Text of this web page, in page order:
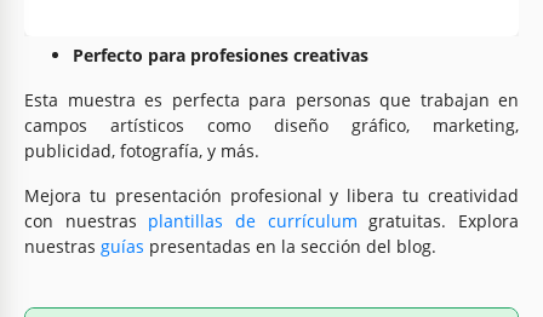
Perfecto para profesiones creativas
Esta muestra es perfecta para personas que trabajan en
campos artísticos como diseño gráfico, marketing,
publicidad, fotografía, y más.
Mejora tu presentación profesional y libera tu creatividad
con nuestras plantillas de currículum gratuitas. Explora
nuestras guías presentadas en la sección del blog.